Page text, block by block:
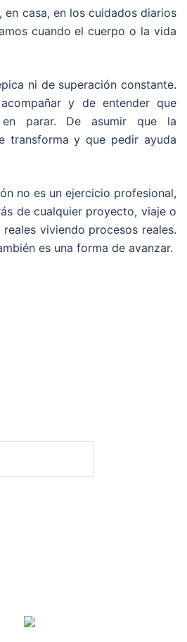
en casa, en los cuidados diarios
cuando el cuerpo o la vida
ni de superación constante.
y de entender que
parar. De asumir que la
transforma y que pedir ayuda
no es un ejercicio profesional,
de cualquier proyecto, viaje o
viviendo procesos reales.
es una forma de avanzar.